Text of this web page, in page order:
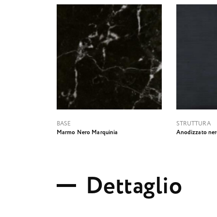
BASE
Marmo Nero Marquinia
STRUTTURA
Anodizzato
Dettaglio